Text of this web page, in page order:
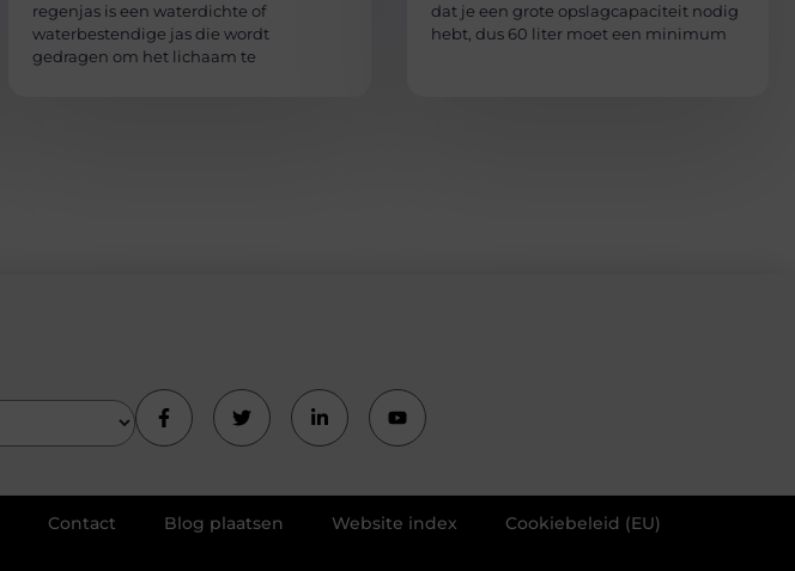
regenjas is een waterdichte of
waterbestendige jas die wordt
gedragen om het lichaam te
dat je een grote opslagcapaciteit nodig
hebt, dus 60 liter moet een minimum
Contact Blog plaatsen Website index Cookiebeleid (EU)